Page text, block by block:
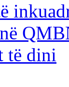
të dini